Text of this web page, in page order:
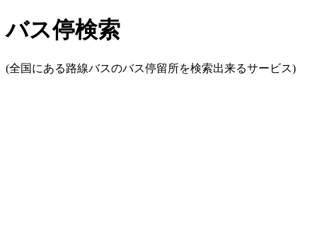
バス停検索
(全国にある路線バスのバス停留所を検索出来るサービス)